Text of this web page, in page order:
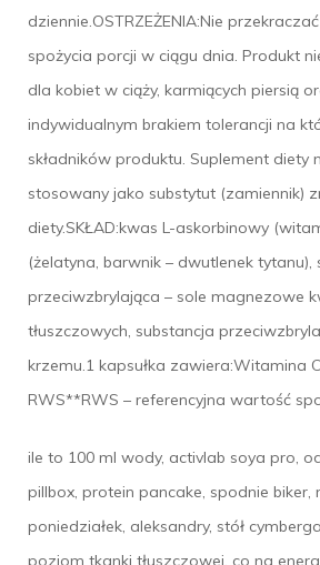
dziennie.OSTRZEŻENIA:Nie
spożycia porcji w ciągu dnia. Produkt
dla kobiet w ciąży, karmiących piersią
indywidualnym brakiem tolerancji na
składników produktu. Suplement diety
stosowany jako substytut (zamiennik)
diety.SKŁAD:kwas L-askorbinowy
(żelatyna, barwnik – dwutlenek tytanu),
przeciwzbrylająca – sole magnezowe
tłuszczowych, substancja
krzemu.1 kapsułka zawiera:Witamina
RWS**RWS – referencyjna wartość
ile to 100 ml wody, activlab soya pro,
pillbox, protein pancake, spodnie biker,
poniedziałek, aleksandry, stół
poziom tkanki tłuszczowej, co na